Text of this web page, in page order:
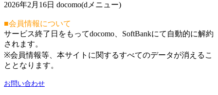
2026年2月16日 docomo(dメニュー)
■会員情報について
サービス終了日をもってdocomo、SoftBankにて自動的に解約
されます。
※会員情報等、本サイトに関するすべてのデータが消えるこ
ととなります。
お問い合わせ